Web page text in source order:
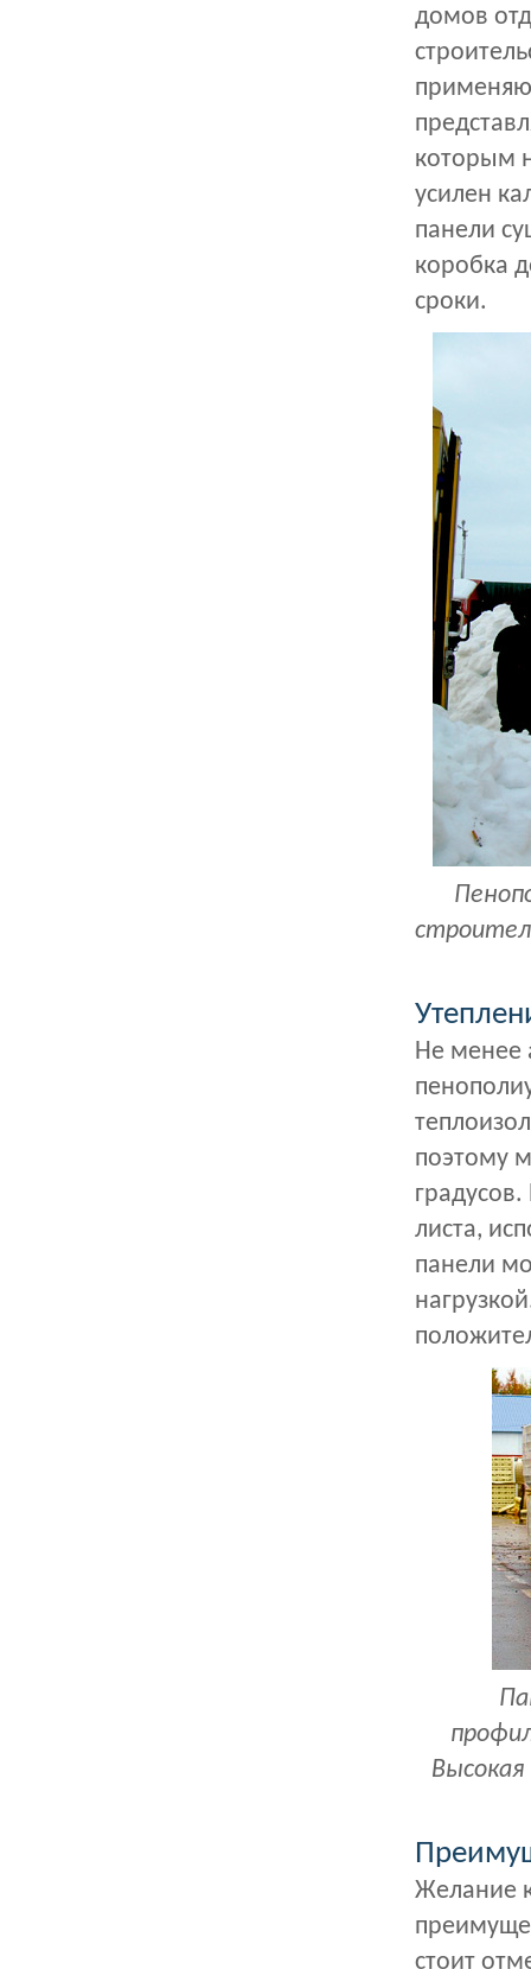
домов
которым
усилен
панели
коробка
сроки.
Не менее
поэтому
листа,
панели
Желание
стоит